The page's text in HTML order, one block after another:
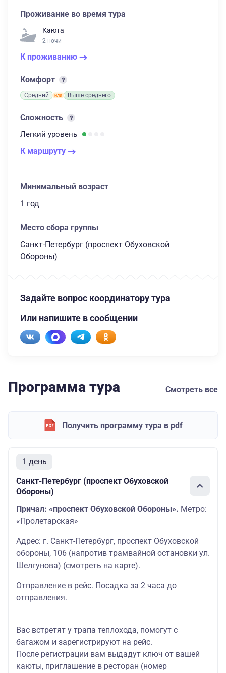
Проживание во время тура
Каюта
2 ночи
К проживанию
Комфорт
Средний Выше среднего
Сложность
Легкий уровень
К маршруту
Минимальный возраст
1 год
Место сбора группы
Санкт-Петербург (проспект Обуховской
Обороны)
Задайте вопрос координатору тура
Или напишите в сообщении
Программа тура Смотреть все
Получить программу тура в pdf
1 день
Санкт-Петербург (проспект Обуховской
Обороны)
Причал: «проспект Обуховской Обороны». Метро:
«Пролетарская»
Адрес: г. Санкт-Петербург, проспект Обуховской
обороны, 106 (напротив трамвайной остановки ул.
Шелгунова) (смотреть на карте).
Отправление в рейс. Посадка за 2 часа до
отправления.
Вас встретят у трапа теплохода, помогут с
багажом и зарегистрируют на рейс.
После регистрации вам выдадут ключ от вашей
каюты, приглашение в ресторан (номер